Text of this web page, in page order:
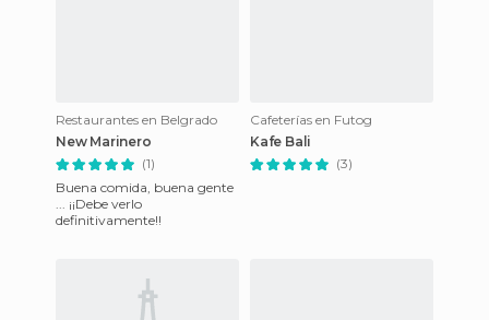
Restaurantes en Belgrado
New Marinero
(1)
Buena comida, buena gente
... ¡¡Debe verlo
definitivamente!!
Cafeterías en Futog
Kafe Bali
(3)